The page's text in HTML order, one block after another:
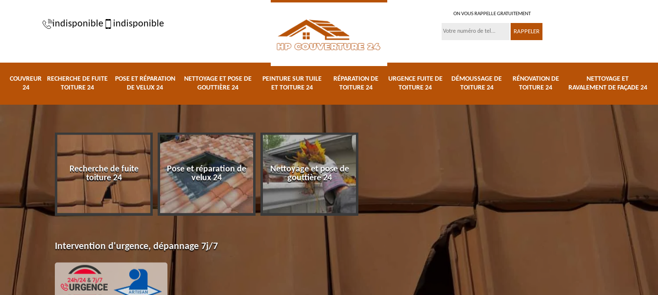
indisponible indisponible
ON VOUS RAPPELLE GRATUITEMENT
COUVREUR
24
RECHERCHE DE FUITE
TOITURE 24
POSE ET RÉPARATION
DE VELUX 24
NETTOYAGE ET POSE DE
GOUTTIÈRE 24
PEINTURE SUR TUILE
ET TOITURE 24
RÉPARATION DE
TOITURE 24
URGENCE FUITE DE
TOITURE 24
DÉMOUSSAGE DE
TOITURE 24
RÉNOVATION DE
TOITURE 24
NETTOYAGE ET
RAVALEMENT DE FAÇADE 24
Recherche de fuite
toiture 24
Pose et réparation de
velux 24
Nettoyage et pose de
gouttière 24
Réparation de toiture
Urgence fuite de
toiture 24
Intervention d'urgence, dépannage 7j/7